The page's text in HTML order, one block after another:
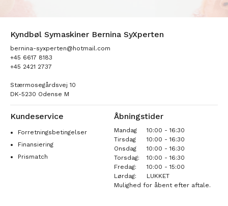
Kyndbøl Symaskiner Bernina SyXperten
bernina-syxperten@hotmail.com
+45 6617 8183
+45 2421 2737
Stærmosegårdsvej 10
DK-5230 Odense M
Kundeservice
Forretningsbetingelser
Finansiering
Prismatch
Åbningstider
Mandag
10:00 - 16:30
Tirsdag
10:00 - 16:30
Onsdag
10:00 - 16:30
Torsdag:
10:00 - 16:30
Fredag:
10:00 - 15:00
Lørdag:
LUKKET
Mulighed for åbent efter aftale.